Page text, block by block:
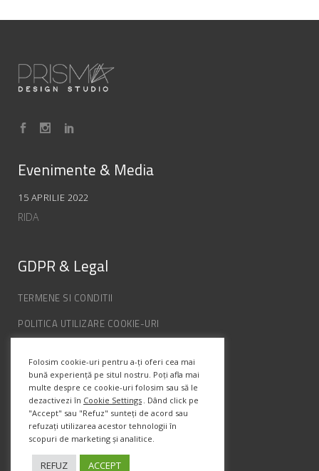
Evenimente & Media
15 APRILIE 2022
RIDA
GDPR & Legal
TERMENE SI CONDITII
POLITICA UTILIZARE COOKIE-URI
ANPC
Info Contact
Str. Semenic, Nr.1, Ap.5, Timisoara.
Telefon:(+4) 0747 066 701
Folosim cookie-uri pentru a-ți oferi cea mai
bună experiență pe situl nostru. Poți afla mai
multe despre ce cookie-uri folosim sau să le
dezactivezi în Cookie Settings . Dând click pe
"Accept" sau "Refuz" sunteți de acord sau
refuzați utilizarea acestor tehnologii în
scopuri de marketing și analitice.
REFUZ ACCEPT